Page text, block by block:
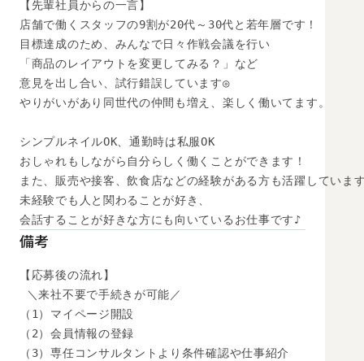
【先輩社員からの一言】
店舗で働くスタッフの9割が20代～30代と若年層です！
目標達成のため、みんなで日々作戦会議を行い
「商品のレイアウトを変更してみる？」など
意見を出し合い、試行錯誤しています◎
やりがいがあり同世代の仲間も増え、楽しく働いてます。
シンプルネイルOK、通勤時は私服OK
おしゃれもしながら自分らしく働くことができます！
また、販売や接客、飲食店などの経験がある方も活躍していま
未経験でも人と関わることが好き、
会話することが好きな方にも向いているお仕事です♪
備考
【応募後の流れ】
＼来社不要で手続きが可能／
（1）マイページ開設
（2）会員情報の登録
（3）専任コンサルタントより条件確認や仕事紹介